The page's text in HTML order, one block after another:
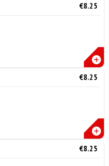
€8.25
€8.25
€8.25